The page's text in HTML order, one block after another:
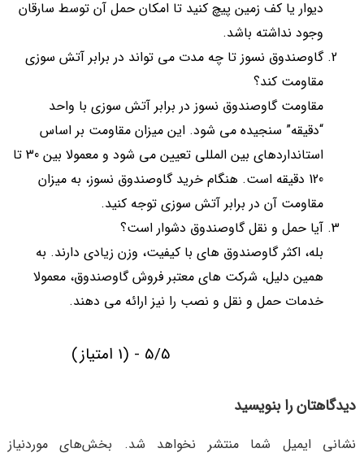
دیوار یا کف زمین پیچ کنید تا امکان حمل آن توسط سارقان
وجود نداشته باشد.
گاوصندوق نسوز تا چه مدت می تواند در برابر آتش سوزی
مقاومت کند؟
مقاومت گاوصندوق نسوز در برابر آتش سوزی با واحد
“دقیقه” سنجیده می شود. این میزان مقاومت بر اساس
استانداردهای بین المللی تعیین می شود و معمولا بین 30 تا
120 دقیقه است. هنگام خرید گاوصندوق نسوز، به میزان
مقاومت آن در برابر آتش سوزی توجه کنید.
آیا حمل و نقل گاوصندوق دشوار است؟
بله، اکثر گاوصندوق های با کیفیت، وزن زیادی دارند. به
همین دلیل، شرکت های معتبر فروش گاوصندوق، معمولا
خدمات حمل و نقل و نصب را نیز ارائه می دهند.
5/5 - (1 امتیاز)
دیدگاهتان را بنویسید
نشانی ایمیل شما منتشر نخواهد شد.
بخش‌های موردنیاز